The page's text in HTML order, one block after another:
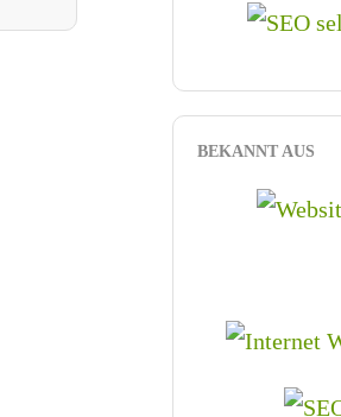
BEKANNT AUS